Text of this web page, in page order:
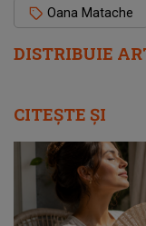
DISTRIBUIE
Oana Matache
CITEȘTE ȘI